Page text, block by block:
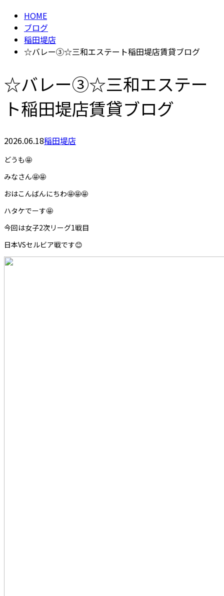
HOME
ブログ
稲田堤店
☆バレー③☆三和エステート稲田堤店賃貸ブログ
☆バレー③☆三和エステー
ト稲田堤店賃貸ブログ
2026.06.18稲田堤店
どうも🤩
みなさん🤩🤩
おはこんばんにちわ🤩🤩🤩
ハタケでーす🤩
今回は女子2次リーグ1戦目
日本VSセルビア戦です😊